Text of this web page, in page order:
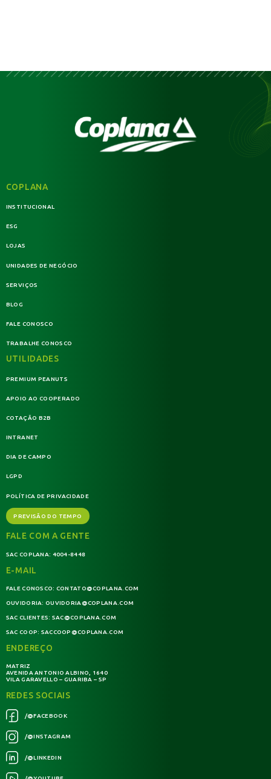
COPLANA
INSTITUCIONAL
ESG
LOJAS
UNIDADES DE NEGÓCIO
SERVIÇOS
BLOG
FALE CONOSCO
TRABALHE CONOSCO
UTILIDADES
PREMIUM PEANUTS
APOIO AO COOPERADO
COTAÇÃO B2B
INTRANET
DIA DE CAMPO
LGPD
POLÍTICA DE PRIVACIDADE
PREVISÃO DO TEMPO
FALE COM A GENTE
SAC COPLANA: 4004-8448
E-MAIL
FALE CONOSCO: CONTATO@COPLANA.COM
OUVIDORIA: OUVIDORIA@COPLANA.COM
SAC CLIENTES: SAC@COPLANA.COM
SAC COOP: SACCOOP@COPLANA.COM
ENDEREÇO
MATRIZ
AVENIDA ANTONIO ALBINO, 1640
VILA GARAVELLO – GUARIBA – SP
REDES SOCIAIS
/@FACEBOOK
/@INSTAGRAM
/@LINKEDIN